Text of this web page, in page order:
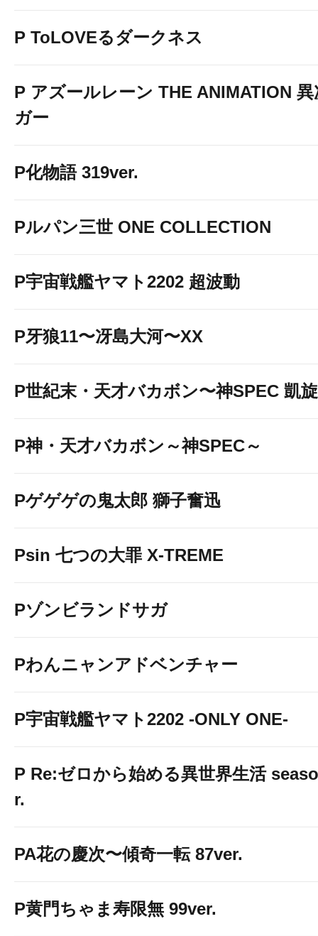
P ToLOVEるダークネス
P アズールレーン THE ANIMATION
ガー
P化物語 319ver.
Pルパン三世 ONE COLLECTION
P宇宙戦艦ヤマト2202 超波動
P牙狼11〜冴島大河〜XX
P世紀末・天才バカボン〜神SPEC 凱
P神・天才バカボン～神SPEC～
Pゲゲゲの鬼太郎 獅子奮迅
Psin 七つの大罪 X-TREME
Pゾンビランドサガ
Pわんニャンアドベンチャー
P宇宙戦艦ヤマト2202 -ONLY ONE-
P Re:ゼロから始める異世界生活
r.
PA花の慶次〜傾奇一転 87ver.
P黄門ちゃま寿限無 99ver.